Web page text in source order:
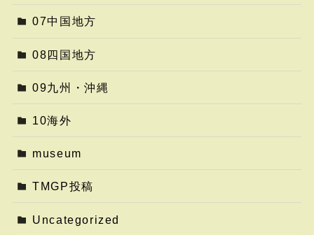
07中国地方
08四国地方
09九州・沖縄
10海外
museum
TMGP投稿
Uncategorized